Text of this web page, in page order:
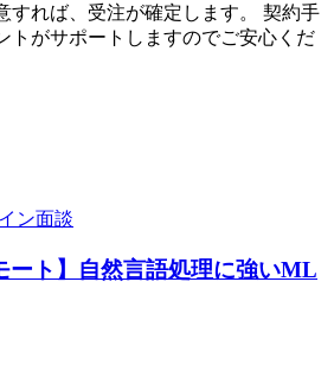
すれば、受注が確定します。 契約手
トがサポートしますのでご安心くだ
ン面談
ート】自然言語処理に強いML